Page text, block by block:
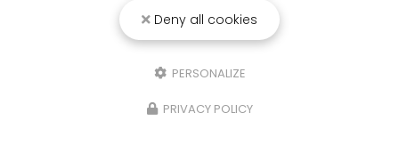
Deny all cookies
PERSONALIZE
PRIVACY POLICY